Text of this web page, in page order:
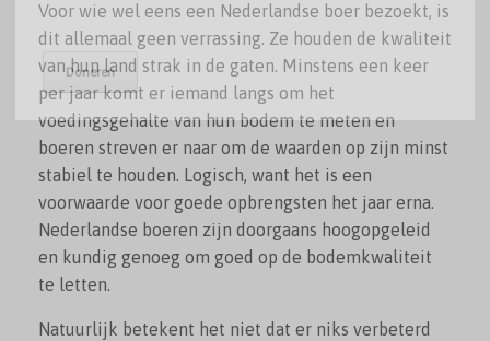
Voor wie wel eens een Nederlandse boer bezoekt, is
dit allemaal geen verrassing. Ze houden de kwaliteit
van hun land strak in de gaten. Minstens een keer
per jaar komt er iemand langs om het
voedingsgehalte van hun bodem te meten en
boeren streven er naar om de waarden op zijn minst
stabiel te houden. Logisch, want het is een
voorwaarde voor goede opbrengsten het jaar erna.
Nederlandse boeren zijn doorgaans hoogopgeleid
en kundig genoeg om goed op de bodemkwaliteit
te letten.
Natuurlijk betekent het niet dat er niks verbeterd